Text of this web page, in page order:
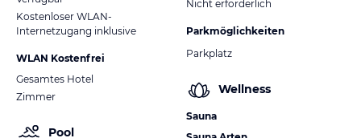
Kostenloser WLAN-
Internetzugang inklusive
WLAN Kostenfrei
Gesamtes Hotel
Zimmer
Pool
Nicht erforderlich
Parkmöglichkeiten
Parkplatz
Wellness
Sauna